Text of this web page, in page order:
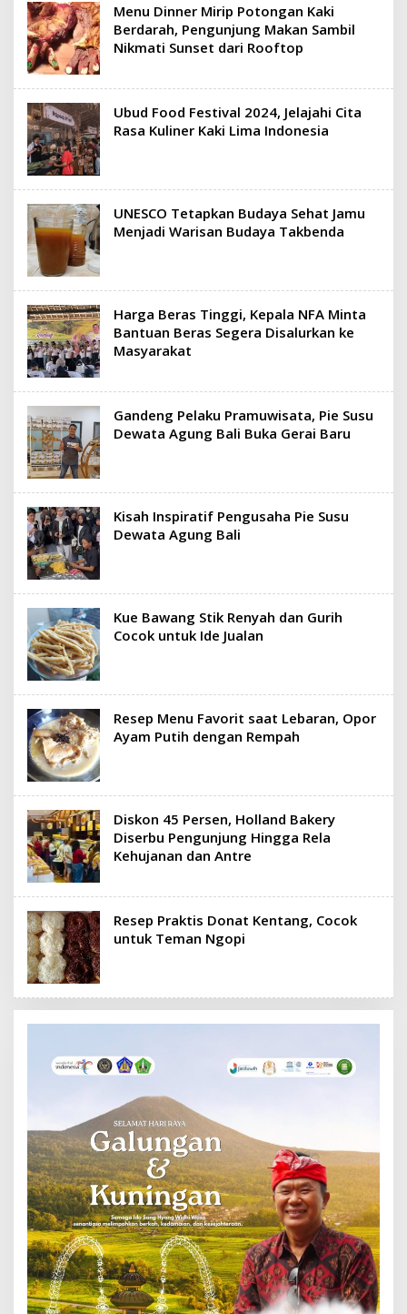
Menu Dinner Mirip Potongan Kaki
Berdarah, Pengunjung Makan Sambil
Nikmati Sunset dari Rooftop
Ubud Food Festival 2024, Jelajahi Cita
Rasa Kuliner Kaki Lima Indonesia
UNESCO Tetapkan Budaya Sehat Jamu
Menjadi Warisan Budaya Takbenda
Harga Beras Tinggi, Kepala NFA Minta
Bantuan Beras Segera Disalurkan ke
Masyarakat
Gandeng Pelaku Pramuwisata, Pie Susu
Dewata Agung Bali Buka Gerai Baru
Kisah Inspiratif Pengusaha Pie Susu
Dewata Agung Bali
Kue Bawang Stik Renyah dan Gurih
Cocok untuk Ide Jualan
Resep Menu Favorit saat Lebaran, Opor
Ayam Putih dengan Rempah
Diskon 45 Persen, Holland Bakery
Diserbu Pengunjung Hingga Rela
Kehujanan dan Antre
Resep Praktis Donat Kentang, Cocok
untuk Teman Ngopi